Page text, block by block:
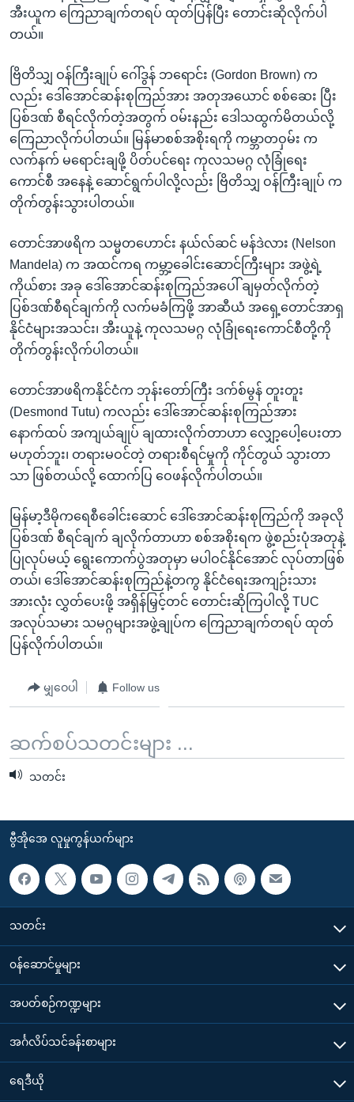
အီးယူက ကြေညာချက်တရပ် ထုတ်ပြန်ပြီး တောင်းဆိုလိုက်ပါ
တယ်။
ဗြိတိသျှ ဝန်ကြီးချုပ် ဂေါ်ဒွန် ဘရောင်း (Gordon Brown) က
လည်း ဒေါ်အောင်ဆန်းစုကြည်အား အတုအယောင် စစ်ဆေး ပြီး
ပြစ်ဒဏ် စီရင်လိုက်တဲ့အတွက် ဝမ်းနည်း ဒေါသထွက်မိတယ်လို့
ကြေညာလိုက်ပါတယ်။ မြန်မာစစ်အစိုးရကို ကမ္ဘာတဝှမ်း က
လက်နက် မရောင်းချဖို့ ပိတ်ပင်ရေး ကုလသမဂ္ဂ လုံခြုံရေး
ကောင်စီ အနေနဲ့ ဆောင်ရွက်ပါလို့လည်း ဗြိတိသျှ ဝန်ကြီးချုပ် က
တိုက်တွန်းသွားပါတယ်။
တောင်အာဖရိက သမ္မတဟောင်း နယ်လ်ဆင် မန်ဒဲလား (Nelson
Mandela) က အထင်ကရ ကမ္ဘာ့ခေါင်းဆောင်ကြီးများ အဖွဲ့ရဲ့
ကိုယ်စား အခု ဒေါ်အောင်ဆန်းစုကြည်အပေါ် ချမှတ်လိုက်တဲ့
ပြစ်ဒဏ်စီရင်ချက်ကို လက်မခံကြဖို့ အာဆီယံ အရှေ့တောင်အာရှ
နိုင်ငံများအသင်း၊ အီးယူနဲ့ ကုလသမဂ္ဂ လုံခြုံရေးကောင်စီတို့ကို
တိုက်တွန်းလိုက်ပါတယ်။
တောင်အာဖရိကနိုင်ငံက ဘုန်းတော်ကြီး ဒက်စ်မွန် တူးတူး
(Desmond Tutu) ကလည်း ဒေါ်အောင်ဆန်းစုကြည်အား
နောက်ထပ် အကျယ်ချုပ် ချထားလိုက်တာဟာ လျှော့ပေါ့ပေးတာ
မဟုတ်ဘူး၊ တရားမဝင်တဲ့ တရားစီရင်မှုကို ကိုင်တွယ် သွားတာ
သာ ဖြစ်တယ်လို့ ထောက်ပြ ဝေဖန်လိုက်ပါတယ်။
မြန်မာ့ဒီမိုကရေစီခေါင်းဆောင် ဒေါ်အောင်ဆန်းစုကြည်ကို အခုလို
ပြစ်ဒဏ် စီရင်ချက် ချလိုက်တာဟာ စစ်အစိုးရက ဖွဲ့စည်းပုံအတုနဲ့
ပြုလုပ်မယ့် ရွေးကောက်ပွဲအတုမှာ မပါဝင်နိုင်အောင် လုပ်တာဖြစ်
တယ်၊ ဒေါ်အောင်ဆန်းစုကြည်နဲ့တကွ နိုင်ငံရေးအကျဉ်းသား
အားလုံး လွှတ်ပေးဖို့ အရှိန်မြှင့်တင် တောင်းဆိုကြပါလို့ TUC
အလုပ်သမား သမဂ္ဂများအဖွဲ့ချုပ်က ကြေညာချက်တရပ် ထုတ်
ပြန်လိုက်ပါတယ်။
မျှဝေပါ Follow us
ဆက်စပ်သတင်းများ ...
သတင်း
ဗွီအိုအေ လူမှုကွန်ယက်များ
သတင်း
၀န်ဆောင်မှုများ
အပတ်စဉ်ကဏ္ဍများ
အင်္ဂလိပ်သင်ခန်းစာများ
ရေဒီယို